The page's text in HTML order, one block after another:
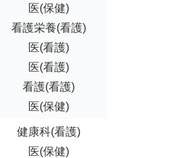
医(保健)
看護栄養(看護)
医(看護)
医(看護)
看護(看護)
医(保健)
健康科(看護)
医(保健)